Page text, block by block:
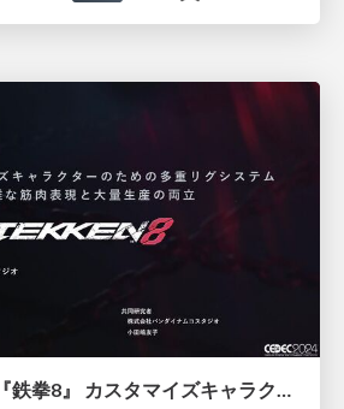
【CEDEC2024】『鉄拳8』 カスタマイズキャラクターのための多重リグシステム~複雑な筋肉表現と大量生産の両立